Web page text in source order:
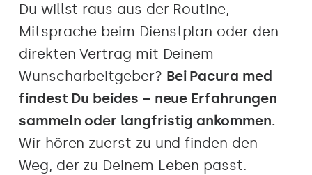
Du willst raus aus der Routine,
Mitsprache beim Dienstplan oder den
direkten Vertrag mit Deinem
Wunscharbeitgeber? Bei Pacura med
findest Du beides – neue Erfahrungen
sammeln oder langfristig ankommen.
Wir hören zuerst zu und finden den
Weg, der zu Deinem Leben passt.